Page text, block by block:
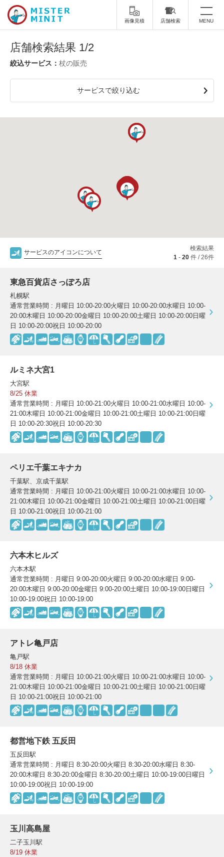
画像見積 店舗検索 MENU
トップ
ミスターミニットについて
スーツケース修理 靴修理
靴磨き
合鍵の作製
店舗を探す
よくあるご質問
お問い合わせ
店舗検索結果 1/2
杖の販売
サービスで絞り込む
サービスのアイコンについて
検索結果
1 - 20 件 /26件
東急百貨店さっぽろ店
札幌駅
通常営業時間 : 月曜日 10:00-20:00火曜日 10:00-20:00水曜日 10:00-
20:00木曜日 10:00-20:00金曜日 10:00-20:00土曜日 10:00-20:00日曜
日 10:00-20:00祝日 10:00-20:00
ルミネ大宮1
大宮駅
8/25 休業
通常営業時間 : 月曜日 10:00-21:00火曜日 10:00-21:00水曜日 10:00-
21:00木曜日 10:00-21:00金曜日 10:00-21:00土曜日 10:00-21:00日曜
日 10:00-20:30祝日 10:00-20:30
ペリエ千葉エキナカ
千葉駅、京成千葉駅
通常営業時間 : 月曜日 10:00-21:00火曜日 10:00-21:00水曜日 10:00-
21:00木曜日 10:00-21:00金曜日 10:00-21:00土曜日 10:00-21:00日曜
日 10:00-21:00祝日 10:00-21:00
六本木ヒルズ
六本木駅
通常営業時間 : 月曜日 9:00-20:00火曜日 9:00-20:00水曜日 9:00-
20:00木曜日 9:00-20:00金曜日 9:00-20:00土曜日 10:00-19:00日曜日
10:00-19:00祝日 10:00-19:00
アトレ亀戸店
亀戸駅
8/18 休業
通常営業時間 : 月曜日 10:00-21:00火曜日 10:00-21:00水曜日 10:00-
21:00木曜日 10:00-21:00金曜日 10:00-21:00土曜日 10:00-21:00日曜
日 10:00-21:00祝日 10:00-21:00
都営地下鉄 五反田
五反田駅
通常営業時間 : 月曜日 8:30-20:00火曜日 8:30-20:00水曜日 8:30-
20:00木曜日 8:30-20:00金曜日 8:30-20:00土曜日 10:00-19:00日曜日
10:00-19:00祝日 10:00-19:00
玉川高島屋
二子玉川駅
8/19 休業